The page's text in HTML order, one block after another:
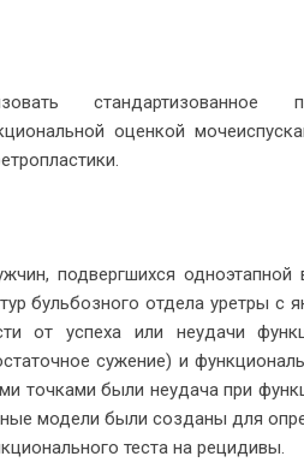
стандартизованное
оценкой
подвергшихся одноэтапной
бульбозного отдела уретры с
от успеха или неудачи
сужение) и
точками были неудача при
модели были созданы для
теста на рецидивы.